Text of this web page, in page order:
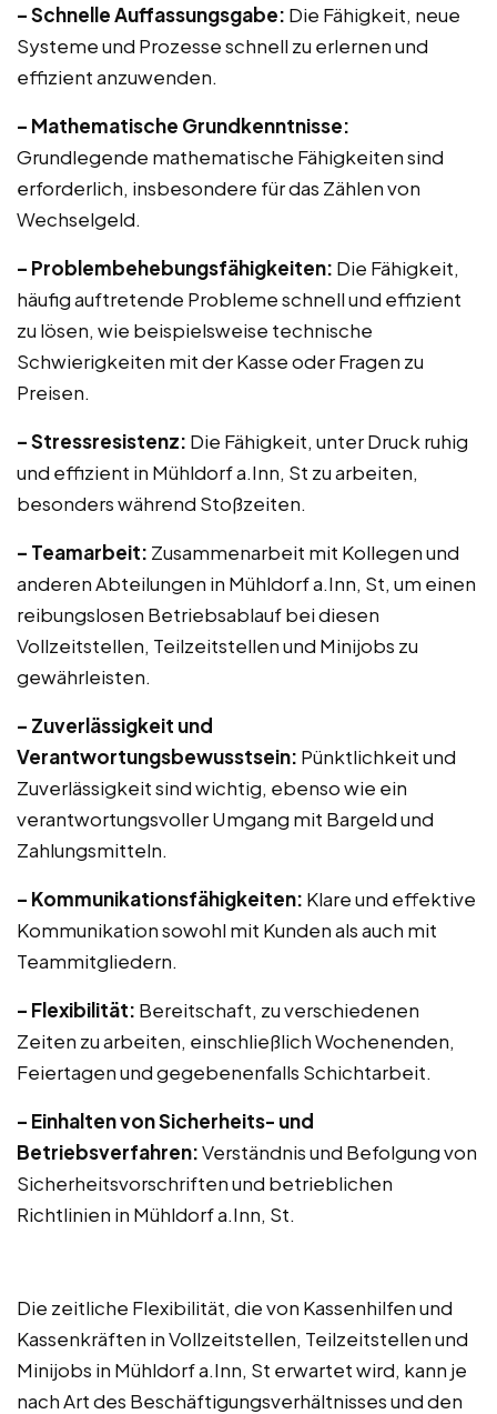
– Schnelle Auffassungsgabe: Die Fähigkeit, neue
Systeme und Prozesse schnell zu erlernen und
effizient anzuwenden.
– Mathematische Grundkenntnisse:
Grundlegende mathematische Fähigkeiten sind
erforderlich, insbesondere für das Zählen von
Wechselgeld.
– Problembehebungsfähigkeiten: Die Fähigkeit,
häufig auftretende Probleme schnell und effizient
zu lösen, wie beispielsweise technische
Schwierigkeiten mit der Kasse oder Fragen zu
Preisen.
– Stressresistenz: Die Fähigkeit, unter Druck ruhig
und effizient in Mühldorf a.Inn, St zu arbeiten,
besonders während Stoßzeiten.
– Teamarbeit: Zusammenarbeit mit Kollegen und
anderen Abteilungen in Mühldorf a.Inn, St, um einen
reibungslosen Betriebsablauf bei diesen
Vollzeitstellen, Teilzeitstellen und Minijobs zu
gewährleisten.
– Zuverlässigkeit und
Verantwortungsbewusstsein: Pünktlichkeit und
Zuverlässigkeit sind wichtig, ebenso wie ein
verantwortungsvoller Umgang mit Bargeld und
Zahlungsmitteln.
– Kommunikationsfähigkeiten: Klare und effektive
Kommunikation sowohl mit Kunden als auch mit
Teammitgliedern.
– Flexibilität: Bereitschaft, zu verschiedenen
Zeiten zu arbeiten, einschließlich Wochenenden,
Feiertagen und gegebenenfalls Schichtarbeit.
– Einhalten von Sicherheits- und
Betriebsverfahren:Verständnis und Befolgung von
Sicherheitsvorschriften und betrieblichen
Richtlinien in Mühldorf a.Inn, St.
Die zeitliche Flexibilität, die von Kassenhilfen und
Kassenkräften in Vollzeitstellen, Teilzeitstellen und
Minijobs in Mühldorf a.Inn, St erwartet wird, kann je
nach Art des Beschäftigungsverhältnisses und den